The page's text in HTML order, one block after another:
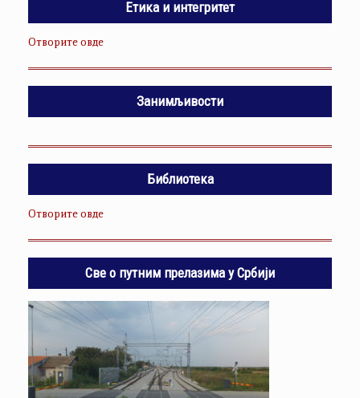
Етика и интегритет
Отворите овде
Занимљивости
Библиотека
Отворите овде
Све о путним прелазима у Србији